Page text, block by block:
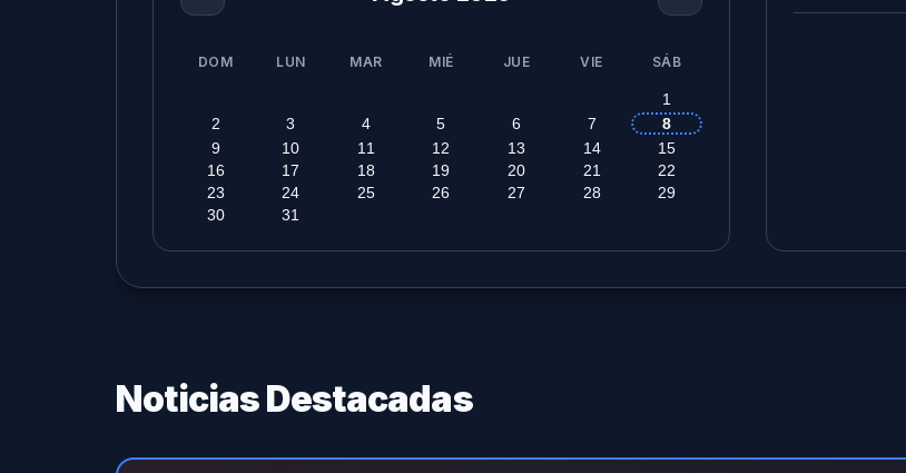
DOM LUN MAR MIÉ JUE VIE SÁB
1
2
3 4 5 6 7
8
9
10 11 12 13 14
15
16
17 18 19 20 21
22
23
24 25 26 27 28
29
30
31
Noticias Destacadas